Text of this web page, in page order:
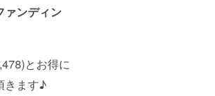
ァンディン
とお得に
きます♪